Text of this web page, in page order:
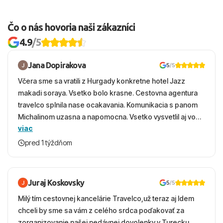
Čo o nás hovoria naši zákazníci
4.9/5
Jana Dopirakova 5/5
Včera sme sa vratili z Hurgady konkretne hotel Jazz
makadi soraya. Vsetko bolo krasne. Cestovna agentura
travelco splnila nase ocakavania. Komunikacia s panom
Michalinom uzasna a napomocna. Vsetko vysvetlil aj vo
vecernych hodinach zaco sa ospravedlnujem. Hotel
krasny, cisty. Sluzby top. Strava, prostredie, more,
viac
pred 1 týždňom
Juraj Koskovsky 5/5
Milý tím cestovnej kancelárie Travelco,už teraz aj Idem
chceli by sme sa vám z celého srdca poďakovať za